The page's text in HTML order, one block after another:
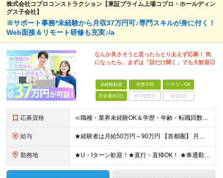
株式会社コプロコンストラクション【東証プライム上場コプロ・ホールディン
グス子会社】
※サポート事務*未経験から月収37万円可♪専門スキルが身に付く！
Web面接＆リモート研修も充実♪/a
なんか良さそうと思ったらとりあえず応募！ 気
になったら、まずは「話だけ聞く」でも大歓迎◎
未経験歓迎 学歴不問 ベテランOK
完全週休2日 賞与複数月 面接1回
応募資格 ≪職種・業界未経験OK＆学歴・年齢・転職回数不問≫ ◆第二新卒歓迎 ◆社会人経験不問 ◆資格不問 ※新卒の方もご応募可能 （待遇・募集要項等は別途ご案内いたします） ※入社時期は柔軟に対応します！半年
給与 ★経験者は月給50万円～90万円 【首都圏】 月給30万1230円〜 ⇒基本22万7000円+地域6万4230円+皆勤1万円 【群馬/栃木/茨城】 月給28万1090円〜 ⇒基本23万4000円+
勤務地 ★U・Iターン歓迎！★直行・直帰OK！ ★車通勤可能のエリアもあり！★出張なしの働き方も可能 全国47都道府県の各プロジェクト（転勤なし！勤務地に対する希望も実現可能！） 「自宅から1時間以内で通え